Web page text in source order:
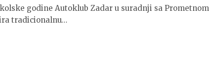
godine Autoklub Zadar u suradnji sa Prometnom
tradicionalnu…